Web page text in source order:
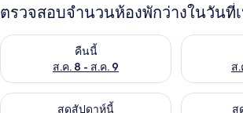
ตรวจสอบจำนวนห้องพักว่างในวันที่
คืนนี้
ส.ค. 8 - ส.ค. 9
ตรวจสอบจำนวนห้องพักว่างในคืนนี้ ส.ค. 8 -
ส
ตรวจสอบ
สุดสัปดาห์นี้
ตรวจสอบจำนวนห้องพักว่างในสุดสัปดาห์นี้ ส.คสุ
ตรวจสอบ